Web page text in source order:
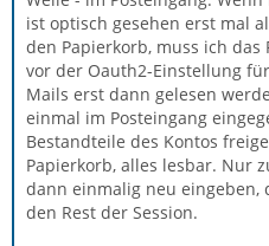
ist optisch gesehen erst mal
den Papierkorb, muss ich
vor der Oauth2-Einstellung
Mails erst dann gelesen
einmal im Posteingang
Bestandteile des Kontos
Papierkorb, alles lesbar. Nur
dann einmalig neu
den Rest der Session.